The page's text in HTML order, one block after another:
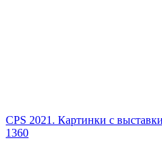
CPS 2021. Картинки с
1360